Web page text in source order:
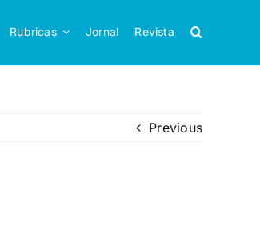
Rubricas Jornal Revista
Previous